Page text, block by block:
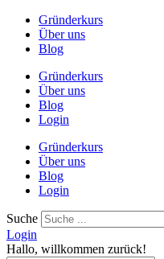
Gründerkurs
Über uns
Blog
Gründerkurs
Über uns
Blog
Login
Gründerkurs
Über uns
Blog
Login
Suche
Login
Hallo, willkommen zurück!